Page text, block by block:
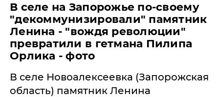
В селе на Запорожье по-своему
"декоммунизировали" памятник
Ленина - "вождя революции"
превратили в гетмана Пилипа
Орлика - фото
В селе Новоалексеевка (Запорожская
область) памятник Ленина